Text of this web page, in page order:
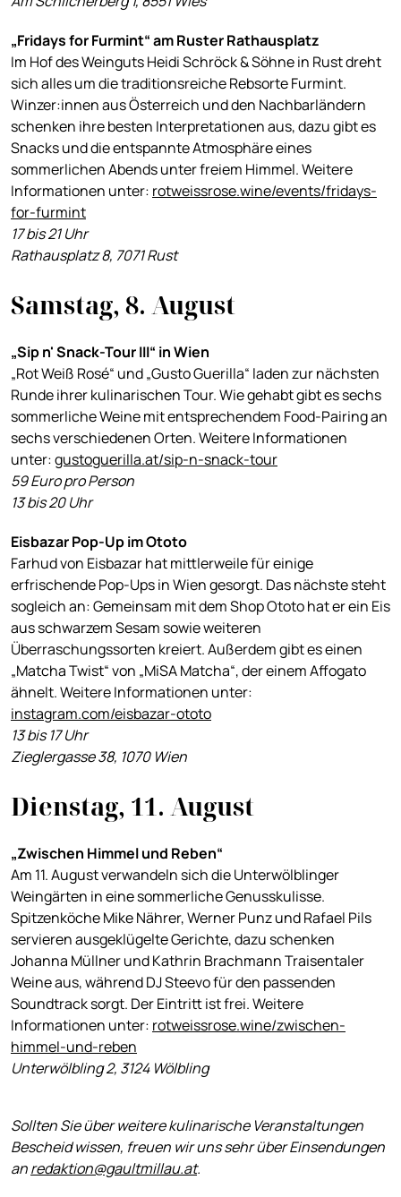
„Fridays for Furmint“ am Ruster Rathausplatz
Im Hof des Weinguts Heidi Schröck & Söhne in Rust dreht
sich alles um die traditionsreiche Rebsorte Furmint.
Winzer:innen aus Österreich und den Nachbarländern
schenken ihre besten Interpretationen aus, dazu gibt es
Snacks und die entspannte Atmosphäre eines
sommerlichen Abends unter freiem Himmel. Weitere
Informationen unter: rotweissrose.wine/events/fridays-
for-furmint
17 bis 21 Uhr
Rathausplatz 8, 7071 Rust
Samstag, 8. August
„Sip n' Snack-Tour III“ in Wien
„Rot Weiß Rosé“ und „Gusto Guerilla“ laden zur nächsten
Runde ihrer kulinarischen Tour. Wie gehabt gibt es sechs
sommerliche Weine mit entsprechendem Food-Pairing an
sechs verschiedenen Orten. Weitere Informationen
unter:gustoguerilla.at/sip-n-snack-tour
59 Euro pro Person
13 bis 20 Uhr
Eisbazar Pop-Up im Ototo
Farhud von Eisbazar hat mittlerweile für einige
erfrischende Pop-Ups in Wien gesorgt. Das nächste steht
sogleich an: Gemeinsam mit dem Shop Ototo hat er ein Eis
aus schwarzem Sesam sowie weiteren
Überraschungssorten kreiert. Außerdem gibt es einen
„Matcha Twist“ von „MiSA Matcha“, der einem Affogato
ähnelt. Weitere Informationen unter:
instagram.com/eisbazar-ototo
13 bis 17 Uhr
Zieglergasse 38, 1070 Wien
Dienstag, 11. August
„Zwischen Himmel und Reben“
Am 11. August verwandeln sich die Unterwölblinger
Weingärten in eine sommerliche Genusskulisse.
Spitzenköche Mike Nährer, Werner Punz und Rafael Pils
servieren ausgeklügelte Gerichte, dazu schenken
Johanna Müllner und Kathrin Brachmann Traisentaler
Weine aus, während DJ Steevo für den passenden
Soundtrack sorgt. Der Eintritt ist frei. Weitere
Informationen unter: rotweissrose.wine/zwischen-
himmel-und-reben
Unterwölbling 2, 3124 Wölbling
Sollten Sie über weitere kulinarische Veranstaltungen
Bescheid wissen, freuen wir uns sehr über Einsendungen
anredaktion@gaultmillau.at.